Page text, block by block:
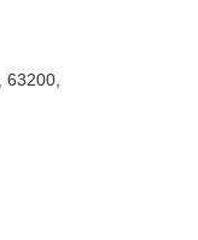
63200,